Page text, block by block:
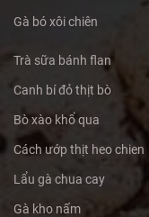
Gà bó xôi chiên
Trà sữa bánh flan
Canh bí đỏ thịt bò
Bò xào khổ qua
Cách ướp thịt heo chien
Lẩu gà chua cay
Gà kho nấm